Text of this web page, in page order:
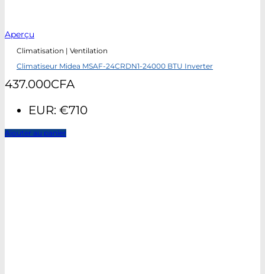
Aperçu
Climatisation | Ventilation
Climatiseur Midea MSAF-24CRDN1-24000 BTU Inverter
437.000CFA
EUR: €710
Ajouter au panier